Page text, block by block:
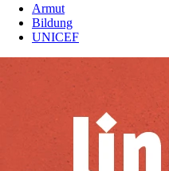
Armut
Bildung
UNICEF